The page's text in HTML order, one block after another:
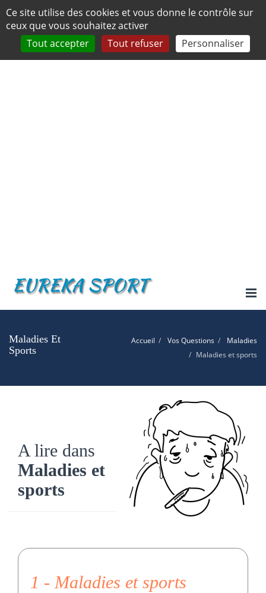
Maladies Et
Sports
Accueil Vos Questions
Maladies
Maladies et sports
A lire dans
Maladies et
sports
1 - Maladies et sports
Panneau de gestion des cookies
Ce site utilise des cookies et vous donne le contrôle sur
ceux que vous souhaitez activer
Tout accepter
Tout refuser Personnaliser